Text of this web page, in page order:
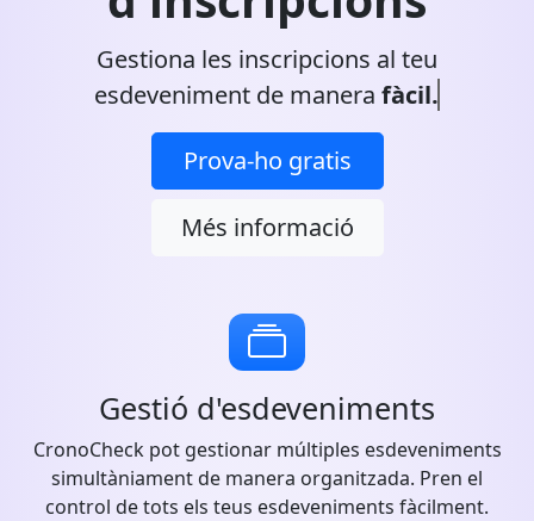
Gestiona les inscripcions al teu
esdeveniment de manerafàcil
Prova-ho gratis
Més informació
Gestió d'esdeveniments
CronoCheck pot gestionar múltiples esdeveniments
simultàniament de manera organitzada. Pren el
control de tots els teus esdeveniments fàcilment.